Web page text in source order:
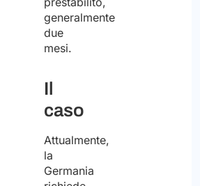
generalmente
due
mesi.
Il
caso
Attualmente,
la
Germania